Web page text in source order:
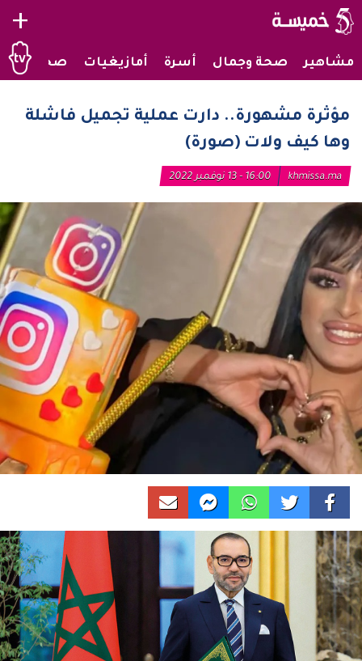
+
مشاهير صحة وجمال أسرة أمازيغيات صحراويات
مؤثرة مشهورة.. دارت عملية تجميل فاشلة
وها كيف ولات (صورة)
khmissa.ma 16:00 - 13 نوفمبر 2022